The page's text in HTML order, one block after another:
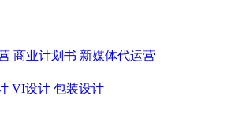
商业计划书 新媒体代运营
VI设计 包装设计